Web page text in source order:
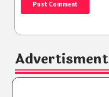
Advertisment